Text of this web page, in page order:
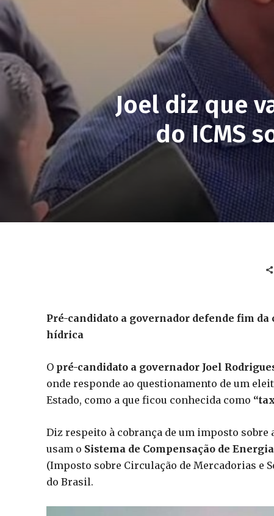
Joel diz que
do ICMS
Pré-candidato a governador defende fim
hídrica
O pré-candidato a governador Joel
onde responde ao questionamento de um
Estado, como a que ficou conhecida como
Diz respeito à cobrança de um imposto
usam o Sistema de Compensação de
(Imposto sobre Circulação de Mercadorias e
do Brasil.